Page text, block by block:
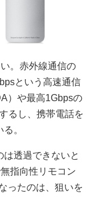
。赤外線通信の
という高速通信
）や最高1Gbpsの
るし、携帯電話を
。
透過できないと
指向性リモコン
ったのは、狙いを